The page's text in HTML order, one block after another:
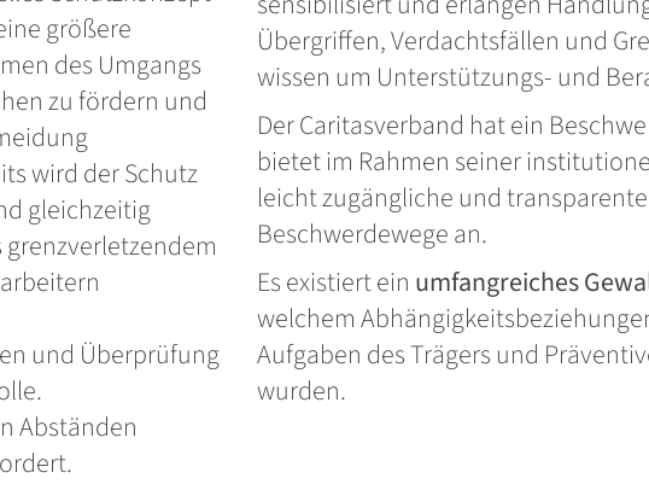
größere
des Umgangs
zu fördern und
wird der Schutz
gleichzeitig
und Überprüfung
Abständen
Übergriffen, Verdachtsfällen und
wissen um Unterstützungs- und
Der Caritasverband hat ein
bietet im Rahmen seiner
leicht zugängliche und
Beschwerdewege an.
Es existiert ein umfangreiches
welchem
Aufgaben des Trägers und
wurden.